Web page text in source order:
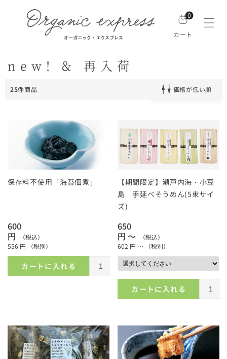
0
カート
new! & 再入荷
25件商品 価格が低い順
保存料不使用「海苔佃煮」
600
円
（税込）
556 円 （税別）
カートに入れる
【期間限定】瀬戸内海・小豆
島 手延べそうめん(5束サイ
ズ)
650
円 ～
（税込）
602 円 ～ （税別）
カートに入れる